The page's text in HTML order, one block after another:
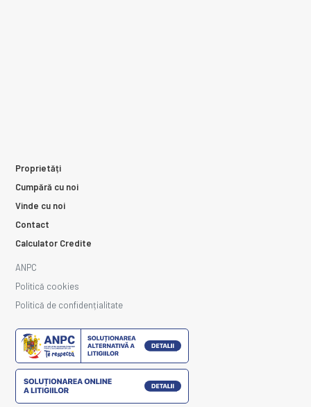
Proprietăți
Cumpără cu noi
Vinde cu noi
Contact
Calculator Credite
ANPC
Politică cookies
Politică de confidențialitate